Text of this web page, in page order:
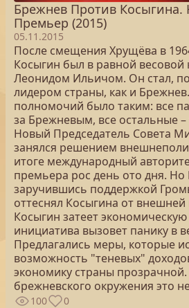
Брежнев Против
Премьер (2015)
05.11.2015
После смещения Хрущёва в
Косыгин был в равной весовой
Леонидом Ильичом. Он стал,
лидером страны, как и
полномочий было таким: все
за Брежневым, все остальные
Новый Председатель Совета
занялся решением
итоге международный
премьера рос день ото дня. Но
заручившись поддержкой
оттеснял Косыгина от
Косыгин затеет
инициатива вызовет панику в
Предлагались меры, которые
возможность "теневых"
экономику страны
брежневского окружения это
100 0